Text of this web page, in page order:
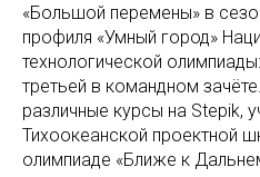
«Большой перемены» в
профиля «Умный город»
технологической
третьей в командном
различные курсы на Stepik,
Тихоокеанской проектной
олимпиаде «Ближе к